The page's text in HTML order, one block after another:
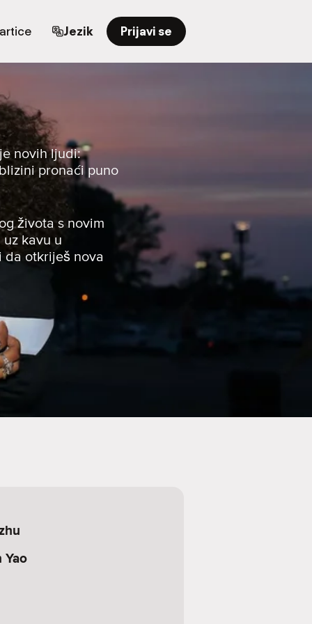
Jezik Prijavi se
novih ljudi:
pronaći puno
života s novim
kavu u
da otkriješ nova